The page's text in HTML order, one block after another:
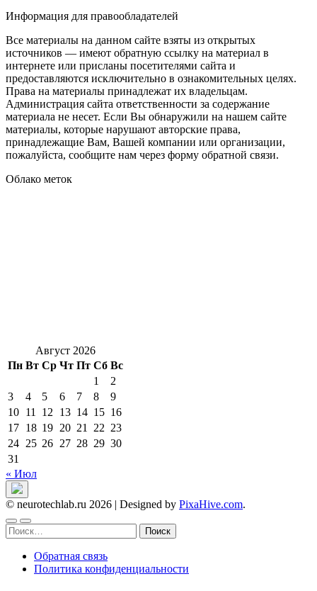
Информация для правообладателей
Все материалы на данном сайте взяты из открытых
источников — имеют обратную ссылку на материал в
интернете или присланы посетителями сайта и
предоставляются исключительно в ознакомительных целях.
Права на материалы принадлежат их владельцам.
Администрация сайта ответственности за содержание
материала не несет. Если Вы обнаружили на нашем сайте
материалы, которые нарушают авторские права,
принадлежащие Вам, Вашей компании или организации,
пожалуйста, сообщите нам через форму обратной связи.
Облако меток
Август 2026
Пн Вт Ср Чт Пт Сб Вс
1
2
3
4 5 6 7 8
9
10 11 12 13 14 15 16
17 18 19 20 21 22 23
24 25 26 27 28 29 30
31
« Июл
© neurotechlab.ru 2026 | Designed by PixaHive.com.
Найти:
Обратная связь
Политика конфиденциальности